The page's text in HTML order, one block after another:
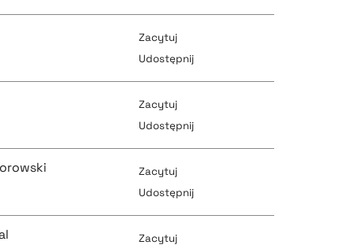
pobierz cytat
pobierz cytat
pobierz cytat
pobierz cytat
pobierz cytat
Zacytuj
Udostępnij
pobierz cytat
Zacytuj
Udostępnij
Zacytuj
Udostępnij
Zacytuj